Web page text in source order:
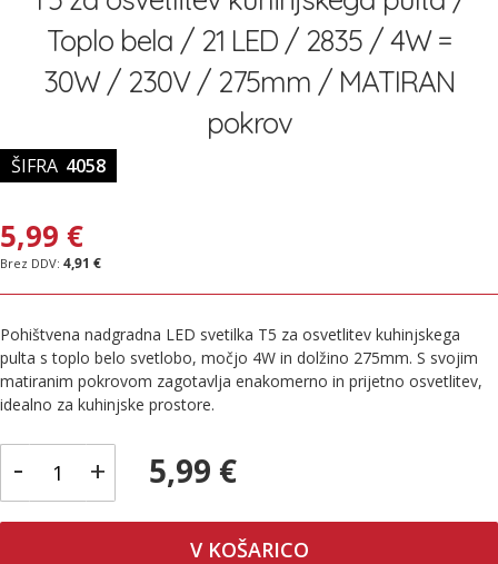
Toplo bela / 21 LED / 2835 / 4W =
30W / 230V / 275mm / MATIRAN
pokrov
ŠIFRA 4058
5,99 €
4,91 €
Pohištvena nadgradna LED svetilka T5 za osvetlitev kuhinjskega
pulta s toplo belo svetlobo, močjo 4W in dolžino 275mm. S svojim
matiranim pokrovom zagotavlja enakomerno in prijetno osvetlitev,
idealno za kuhinjske prostore.
- + 5,99 €
V KOŠARICO